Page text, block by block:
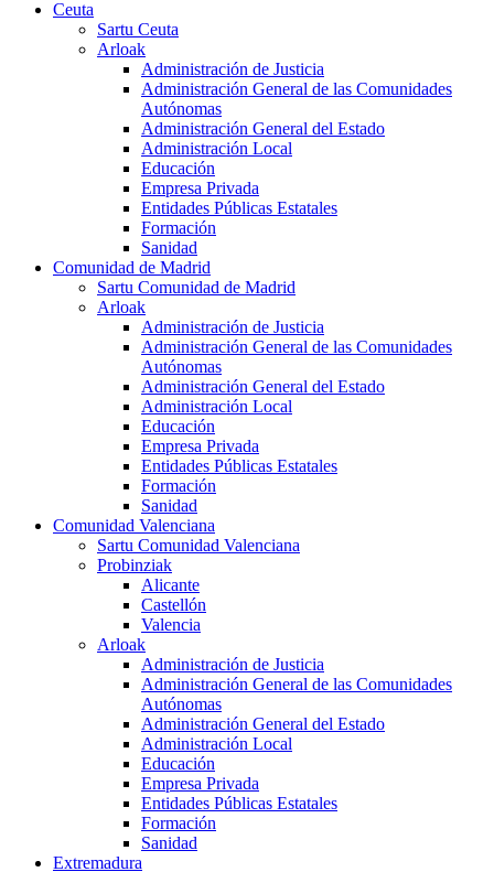
Ceuta
Sartu Ceuta
Arloak
Administración de Justicia
Administración General de las Comunidades
Autónomas
Administración General del Estado
Administración Local
Educación
Empresa Privada
Entidades Públicas Estatales
Formación
Sanidad
Comunidad de Madrid
Sartu Comunidad de Madrid
Arloak
Administración de Justicia
Administración General de las Comunidades
Autónomas
Administración General del Estado
Administración Local
Educación
Empresa Privada
Entidades Públicas Estatales
Formación
Sanidad
Comunidad Valenciana
Sartu Comunidad Valenciana
Probinziak
Alicante
Castellón
Valencia
Arloak
Administración de Justicia
Administración General de las Comunidades
Autónomas
Administración General del Estado
Administración Local
Educación
Empresa Privada
Entidades Públicas Estatales
Formación
Sanidad
Extremadura